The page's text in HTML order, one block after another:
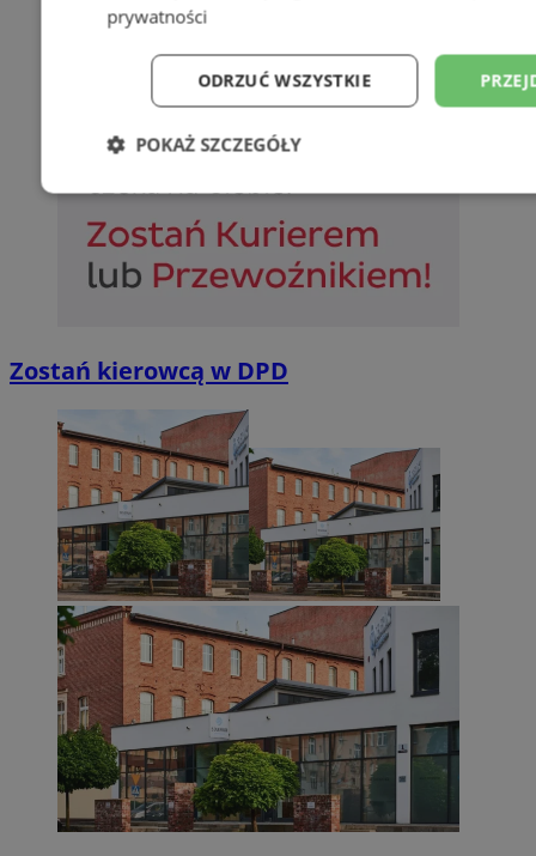
Zostań kierowcą w DPD
prywatności
ODRZUĆ WSZYSTKIE
POKAŻ SZCZEGÓŁY
Niezbędne Wydajność
Niesklasyfikowane
Niezbędne Wydajność Targetowanie
Niezbędne pliki cookie umożliwiają korzystanie z podstawowych
takich jak logowanie użytkownika i zarządzanie kontem. Bez
można prawidłowo korzystać ze strony internetowej.
Nazwa
Provider/
Domena
SessID
sosnowiecki.pl
QeSessID sosnowiecki.pl
MvSessID sosnowiecki.pl
euds .rfihub.com